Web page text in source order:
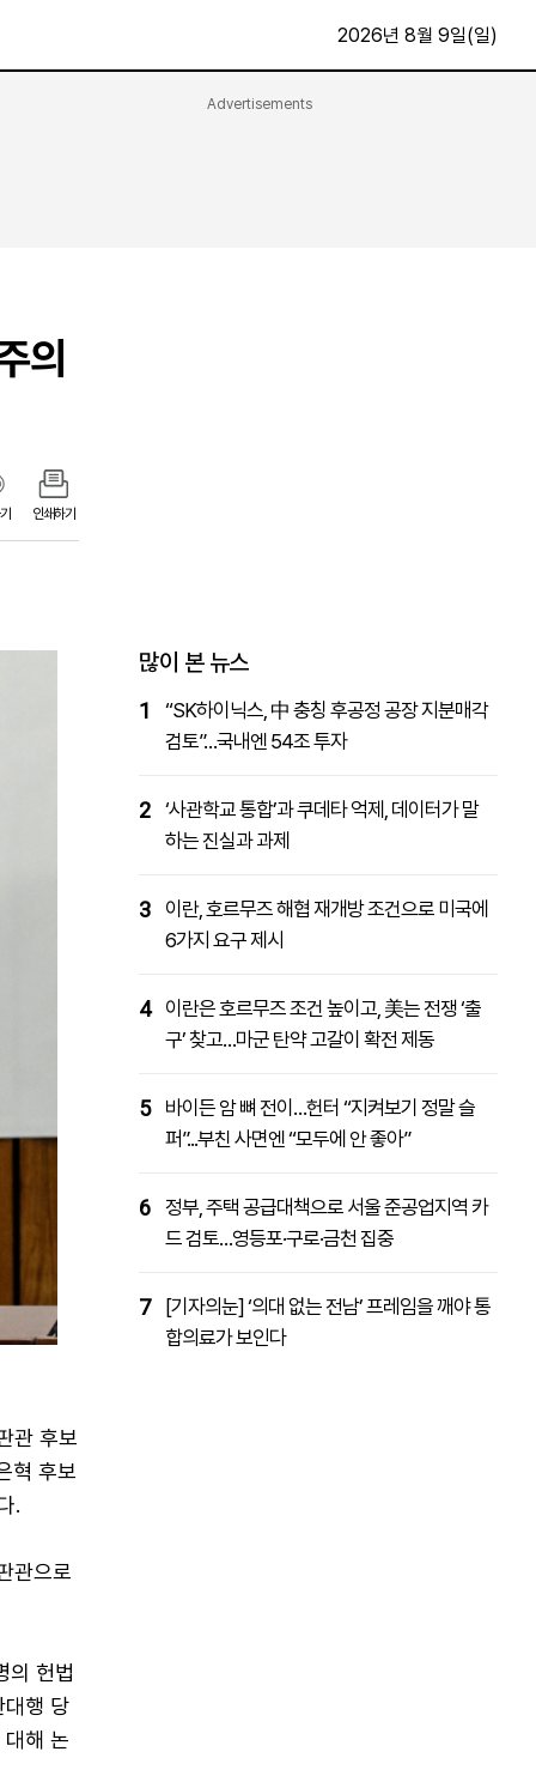
2026년 8월 9일(일)
Advertisements
의
인쇄하기
관 후보
혁 후보
.
관으로
의 헌법
대행 당
해 논
많이 본 뉴스
1
“SK하이닉스, 中 충칭 후공정 공장 지분매각
검토”…국내엔 54조 투자
2 ‘사관학교 통합’과 쿠데타 억제, 데이터가 말
하는 진실과 과제
3
이란, 호르무즈 해협 재개방 조건으로 미국에
6가지 요구 제시
4
이란은 호르무즈 조건 높이고, 美는 전쟁 ‘출
구’ 찾고…마군 탄약 고갈이 확전 제동
5
바이든 암 뼈 전이…헌터 “지켜보기 정말 슬
퍼”...부친 사면엔 “모두에 안 좋아”
6 정부, 주택 공급대책으로 서울 준공업지역 카
드 검토…영등포·구로·금천 집중
7
[기자의눈] ‘의대 없는 전남’ 프레임을 깨야 통
합의료가 보인다